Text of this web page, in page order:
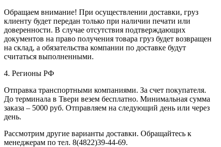
Обращаем внимание! При осуществлении доставки, груз
клиенту будет передан только при наличии печати или
доверенности. В случае отсутствия подтверждающих
документов на право получения товара груз будет возвращен
на склад, а обязательства компании по доставке будут
считаться выполненными.
4. Регионы РФ
Отправка транспортными компаниями. За счет покупателя.
До терминала в Твери везем бесплатно. Минимальная сумма
заказа – 5000 руб. Отправляем на следующий день или через
день.
Рассмотрим другие варианты доставки. Обращайтесь к
менеджерам по тел. 8(4822)39-44-69.